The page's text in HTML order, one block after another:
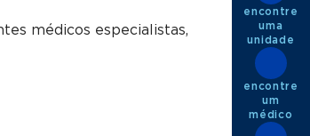
médicos especialistas,
encontre
uma
unidade
encontre
um
médico